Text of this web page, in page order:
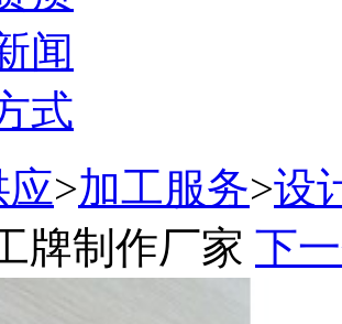
闻
式
应>加工服务>设
牌制作厂家 下